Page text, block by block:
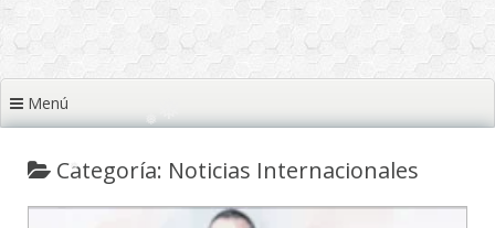
❅
❅
❅
❅
❅
Menú
Categoría: Noticias Internacionales